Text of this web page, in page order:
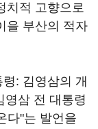
치적 고향으로
을 부산의 적자
: 김영삼의 개
영삼 전 대통령
다"는 발언을